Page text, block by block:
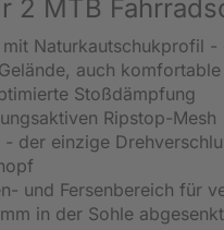
2 MTB
Naturkautschukprofil
auch komfortable
Stoßdämpfung
Ripstop-Mesh
der einzige
und Fersenbereich für
in der Sohle abgesenkt